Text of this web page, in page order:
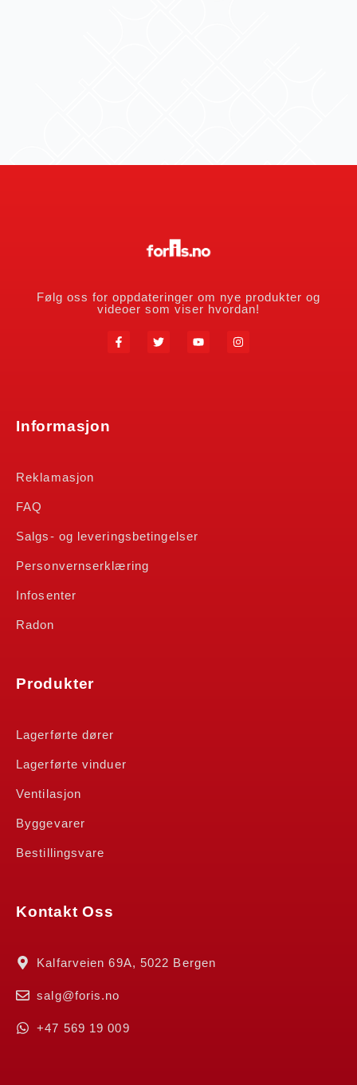
Følg oss for oppdateringer om nye produkter og
videoer som viser hvordan!
Informasjon
Reklamasjon
FAQ
Salgs- og leveringsbetingelser
Personvernserklæring
Infosenter
Radon
Produkter
Lagerførte dører
Lagerførte vinduer
Ventilasjon
Byggevarer
Bestillingsvare
Kontakt Oss
Kalfarveien 69A, 5022 Bergen
salg@foris.no
+47 569 19 009